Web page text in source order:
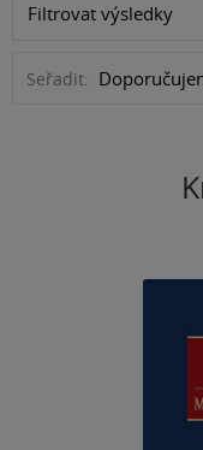
Filtrovat výsledky
Seřadit: